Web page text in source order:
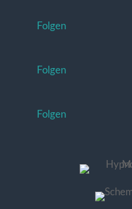
Folgen
Folgen
Folgen